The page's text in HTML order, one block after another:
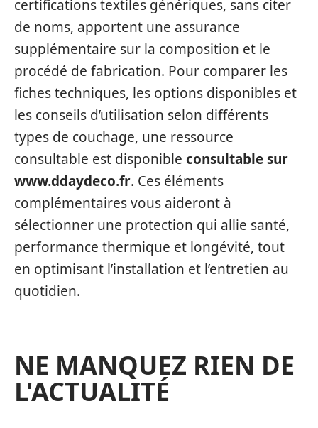
certifications textiles génériques, sans citer
de noms, apportent une assurance
supplémentaire sur la composition et le
procédé de fabrication. Pour comparer les
fiches techniques, les options disponibles et
les conseils d’utilisation selon différents
types de couchage, une ressource
consultable est disponible consultable sur
www.ddaydeco.fr. Ces éléments
complémentaires vous aideront à
sélectionner une protection qui allie santé,
performance thermique et longévité, tout
en optimisant l’installation et l’entretien au
quotidien.
NE MANQUEZ RIEN DE
L'ACTUALITÉ